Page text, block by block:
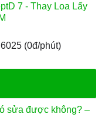
7 - Thay Loa Lấy
(0đ/phút)
sửa được không? –